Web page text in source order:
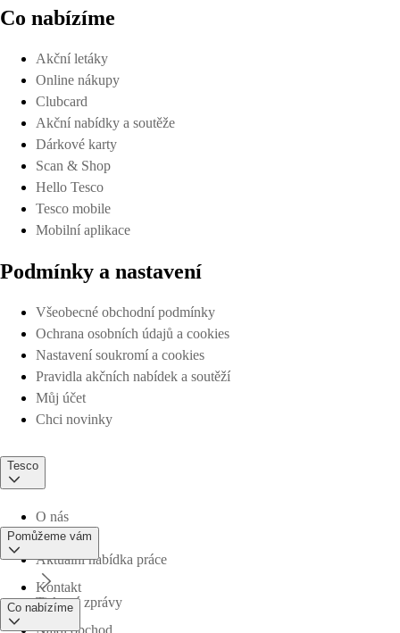
Co nabízíme
Akční letáky
Online nákupy
Clubcard
Akční nabídky a soutěže
Dárkové karty
Scan & Shop
Hello Tesco
Tesco mobile
Mobilní aplikace
Podmínky a nastavení
Všeobecné obchodní podmínky
Ochrana osobních údajů a cookies
Nastavení soukromí a cookies
Pravidla akčních nabídek a soutěží
Můj účet
Chci novinky
Tesco
O nás
Aktuální nabídka práce
Tiskové zprávy
Pomůžeme vám
Kontakt
Co nabízíme